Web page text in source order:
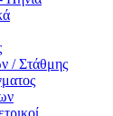
/ Στάθμης